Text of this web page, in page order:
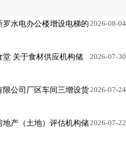
2026-08-04
水电办公楼增设电梯的
2026-07-30
关于食材供应机构储
2026-07-24
公司厂区车间三增设货
2026-07-22
产（土地）评估机构储